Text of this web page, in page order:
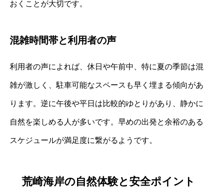
おくことが大切です。
混雑時間帯と利用者の声
利用者の声によれば、休日や午前中、特に夏の季節は混
雑が激しく、駐車可能なスペースも早く埋まる傾向があ
ります。逆に午後や平日は比較的ゆとりがあり、静かに
自然を楽しめる人が多いです。早めの出発と余裕のある
スケジュールが満足度に繋がるようです。
荒崎海岸の自然体験と安全ポイント